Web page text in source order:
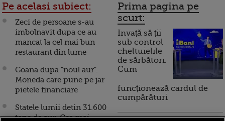
Pe acelasi subiect:
Zeci de persoane s-au
imbolnavit dupa ce au
mancat la cel mai bun
restaurant din lume
Goana dupa "noul aur".
Moneda care pune pe jar
pietele financiare
Statele lumii detin 31.600
tone de aur. Cea mai
Prima pagina pe
scurt:
Invață să ții
sub control
cheltuielile
de sărbători.
Cum
funcționează cardul de
cumpărături